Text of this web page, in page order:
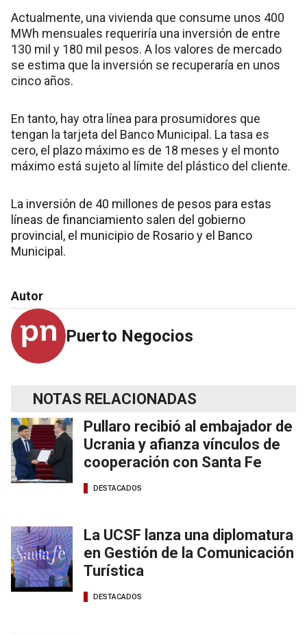
Actualmente, una vivienda que consume unos 400
MWh mensuales requeriría una inversión de entre
130 mil y 180 mil pesos. A los valores de mercado
se estima que la inversión se recuperaría en unos
cinco años.
En tanto, hay otra línea para prosumidores que
tengan la tarjeta del Banco Municipal. La tasa es
cero, el plazo máximo es de 18 meses y el monto
máximo está sujeto al límite del plástico del cliente.
La inversión de 40 millones de pesos para estas
líneas de financiamiento salen del gobierno
provincial, el municipio de Rosario y el Banco
Municipal.
Autor
Puerto Negocios
NOTAS RELACIONADAS
Pullaro recibió al embajador de
Ucrania y afianza vínculos de
cooperación con Santa Fe
DESTACADOS
La UCSF lanza una diplomatura
en Gestión de la Comunicación
Turística
DESTACADOS